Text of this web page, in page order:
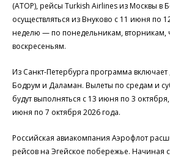
(АТОР), рейсы Turkish Airlines из Москвы в
осуществляться из Внуково с 11 июня по
неделю — по понедельникам, вторникам,
воскресеньям.
Из Санкт-Петербурга программа
Бодрум и Даламан. Вылеты по средам и
будут выполняться с 13 июня по 3
июня по 7 октября 2026 года.
Российская авиакомпания Аэрофлот
рейсов на Эгейское побережье. Начиная с